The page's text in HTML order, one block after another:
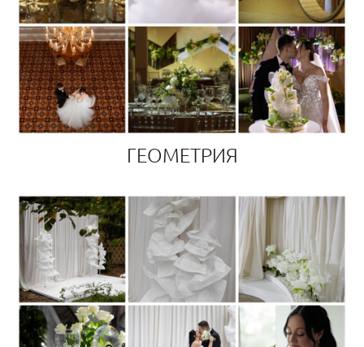
ГЕОМЕТРИЯ